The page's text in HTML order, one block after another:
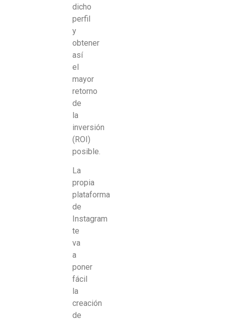
dicho
perfil
y
obtener
así
el
mayor
retorno
de
la
inversión
(ROI)
posible.
La
propia
plataforma
de
Instagram
te
va
a
poner
fácil
la
creación
de